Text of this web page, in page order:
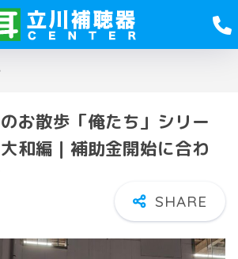
お散歩「俺たち」シリー
和編｜補助金開始に合わ